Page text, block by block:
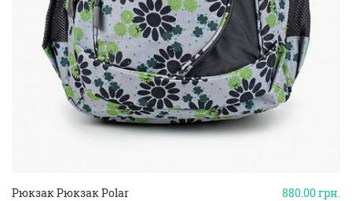
880.00грн.
Рюкзак Рюкзак Polar